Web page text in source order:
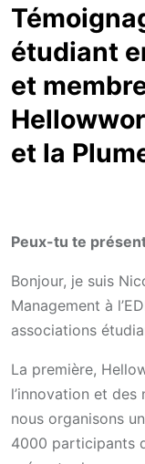
étudiant
et
et la
Peux-tu te
Bonjour, je suis
Management à
associations
La première,
l’innovation et des
nous organisons
4000 participants